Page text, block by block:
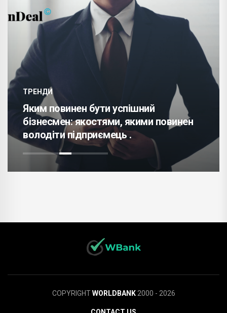
ТРЕНДИ
Яким повинен бути успішний
бізнесмен: якостями, якими повинен
володіти підприємець .
COPYRIGHTWORLDBANK2000 - 2026